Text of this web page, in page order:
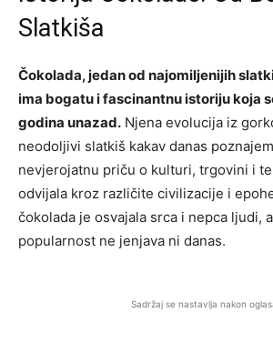
Slatkiša
Čokolada, jedan od najomiljenijih
ima bogatu i fascinantnu istoriju koja
godina unazad. Njena evolucija iz
neodoljivi slatkiš kakav danas
nevjerojatnu priču o kulturi, trgovini i
odvijala kroz različite civilizacije i
čokolada je osvajala srca i nepca ljudi,
popularnost ne jenjava ni danas.
Sadržaj se nastavlja nakon